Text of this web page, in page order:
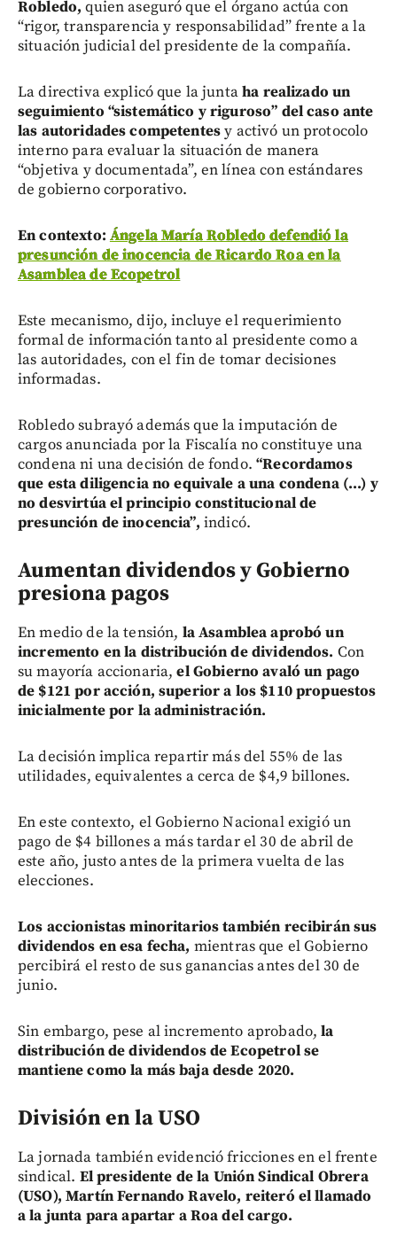
Robledo, quien aseguró que el órgano actúa con
“rigor, transparencia y responsabilidad” frente a la
situación judicial del presidente de la compañía.
La directiva explicó que la juntaha realizado un
seguimiento “sistemático y riguroso” del caso ante
las autoridades competentesy activó un protocolo
interno para evaluar la situación de manera
“objetiva y documentada”, en línea con estándares
de gobierno corporativo.
En contexto: Ángela María Robledo defendió la
presunción de inocencia de Ricardo Roa en la
Asamblea de Ecopetrol
Este mecanismo, dijo, incluye el requerimiento
formal de información tanto al presidente como a
las autoridades, con el fin de tomar decisiones
informadas.
Robledo subrayó además que la imputación de
cargos anunciada por la Fiscalía no constituye una
condena ni una decisión de fondo.“Recordamos
que esta diligencia no equivale a una condena (...) y
no desvirtúa el principio constitucional de
presunción de inocencia”, indicó.
Aumentan dividendos y Gobierno
presiona pagos
En medio de la tensión, la Asamblea aprobó un
incremento en la distribución de dividendos. Con
su mayoría accionaria,el Gobierno avaló un pago
de $121 por acción, superior a los $110 propuestos
inicialmente por la administración.
La decisión implica repartir más del 55% de las
utilidades, equivalentes a cerca de $4,9 billones.
En este contexto, el Gobierno Nacional exigió un
pago de $4 billones a más tardar el 30 de abril de
este año, justo antes de la primera vuelta de las
elecciones.
Los accionistas minoritarios también recibirán sus
dividendos en esa fecha, mientras que el Gobierno
percibirá el resto de sus ganancias antes del 30 de
junio.
Sin embargo, pese al incremento aprobado, la
distribución de dividendos de Ecopetrol se
mantiene como la más baja desde 2020.
División en la USO
La jornada también evidenció fricciones en el frente
sindical. El presidente de la Unión Sindical Obrera
(USO), Martín Fernando Ravelo, reiteró el llamado
a la junta para apartar a Roa del cargo.